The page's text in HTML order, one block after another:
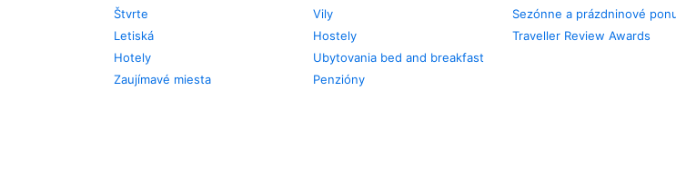
Štvrte
Letiská
Hotely
Zaujímavé miesta
Vily
Hostely
Ubytovania bed and breakfast
Penzióny
Sezónne a prázdninové
Traveller Review Awards